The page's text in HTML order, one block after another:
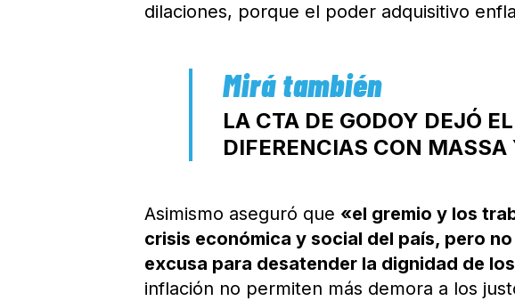
dilaciones, porque el poder adquisitivo
LA CTA DE GODOY DEJÓ
DIFERENCIAS CON
Asimismo aseguró que «el gremio y los
crisis económica y social del país, pero
excusa para desatender la dignidad de
inflación no permiten más demora a los